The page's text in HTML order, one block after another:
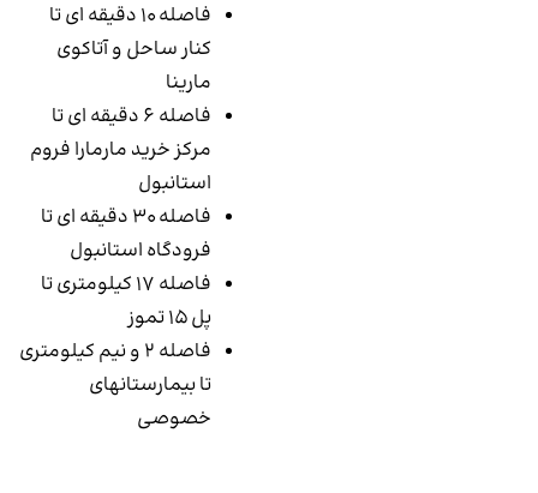
فاصله 10 دقیقه ای تا
کنار ساحل و آتاکوی
مارینا
فاصله 6 دقیقه ای تا
مرکز خرید مارمارا فروم
استانبول
فاصله 30 دقیقه ای تا
فرودگاه استانبول
فاصله 17 کیلومتری تا
پل 15 تموز
فاصله 2 و نیم کیلومتری
تا بیمارستانهای
خصوصی